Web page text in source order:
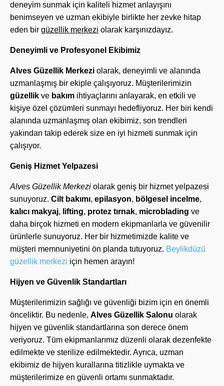
deneyim sunmak için kaliteli hizmet anlayışını
benimseyen ve uzman ekibiyle birlikte her zevke hitap
eden bir güzellik merkezi olarak karşınızdayız.
Deneyimli ve Profesyonel Ekibimiz
Alves Güzellik Merkezi olarak, deneyimli ve alanında
uzmanlaşmış bir ekiple çalışıyoruz. Müşterilerimizin
güzellik ve bakım ihtiyaçlarını anlayarak, en etkili ve
kişiye özel çözümleri sunmayı hedefliyoruz. Her biri kendi
alanında uzmanlaşmış olan ekibimiz, son trendleri
yakından takip ederek size en iyi hizmeti sunmak için
çalışıyor.
Geniş Hizmet Yelpazesi
Alves Güzellik Merkezi olarak geniş bir hizmet yelpazesi
sunuyoruz. Cilt bakımı, epilasyon, bölgesel incelme,
kalıcı makyaj, lifting, protez tırnak, microblading ve
daha birçok hizmeti en modern ekipmanlarla ve güvenilir
ürünlerle sunuyoruz. Her bir hizmetimizde kalite ve
müşteri memnuniyetini ön planda tutuyoruz. Beylikdüzü
güzellik merkezi için hemen arayın!
Hijyen ve Güvenlik Standartları
Müşterilerimizin sağlığı ve güvenliği bizim için en önemli
önceliktir. Bu nedenle, Alves Güzellik Salonu olarak
hijyen ve güvenlik standartlarına son derece önem
veriyoruz. Tüm ekipmanlarımız düzenli olarak dezenfekte
edilmekte ve sterilize edilmektedir. Ayrıca, uzman
ekibimiz de hijyen kurallarına titizlikle uymakta ve
müşterilerimize en güvenli ortamı sunmaktadır.